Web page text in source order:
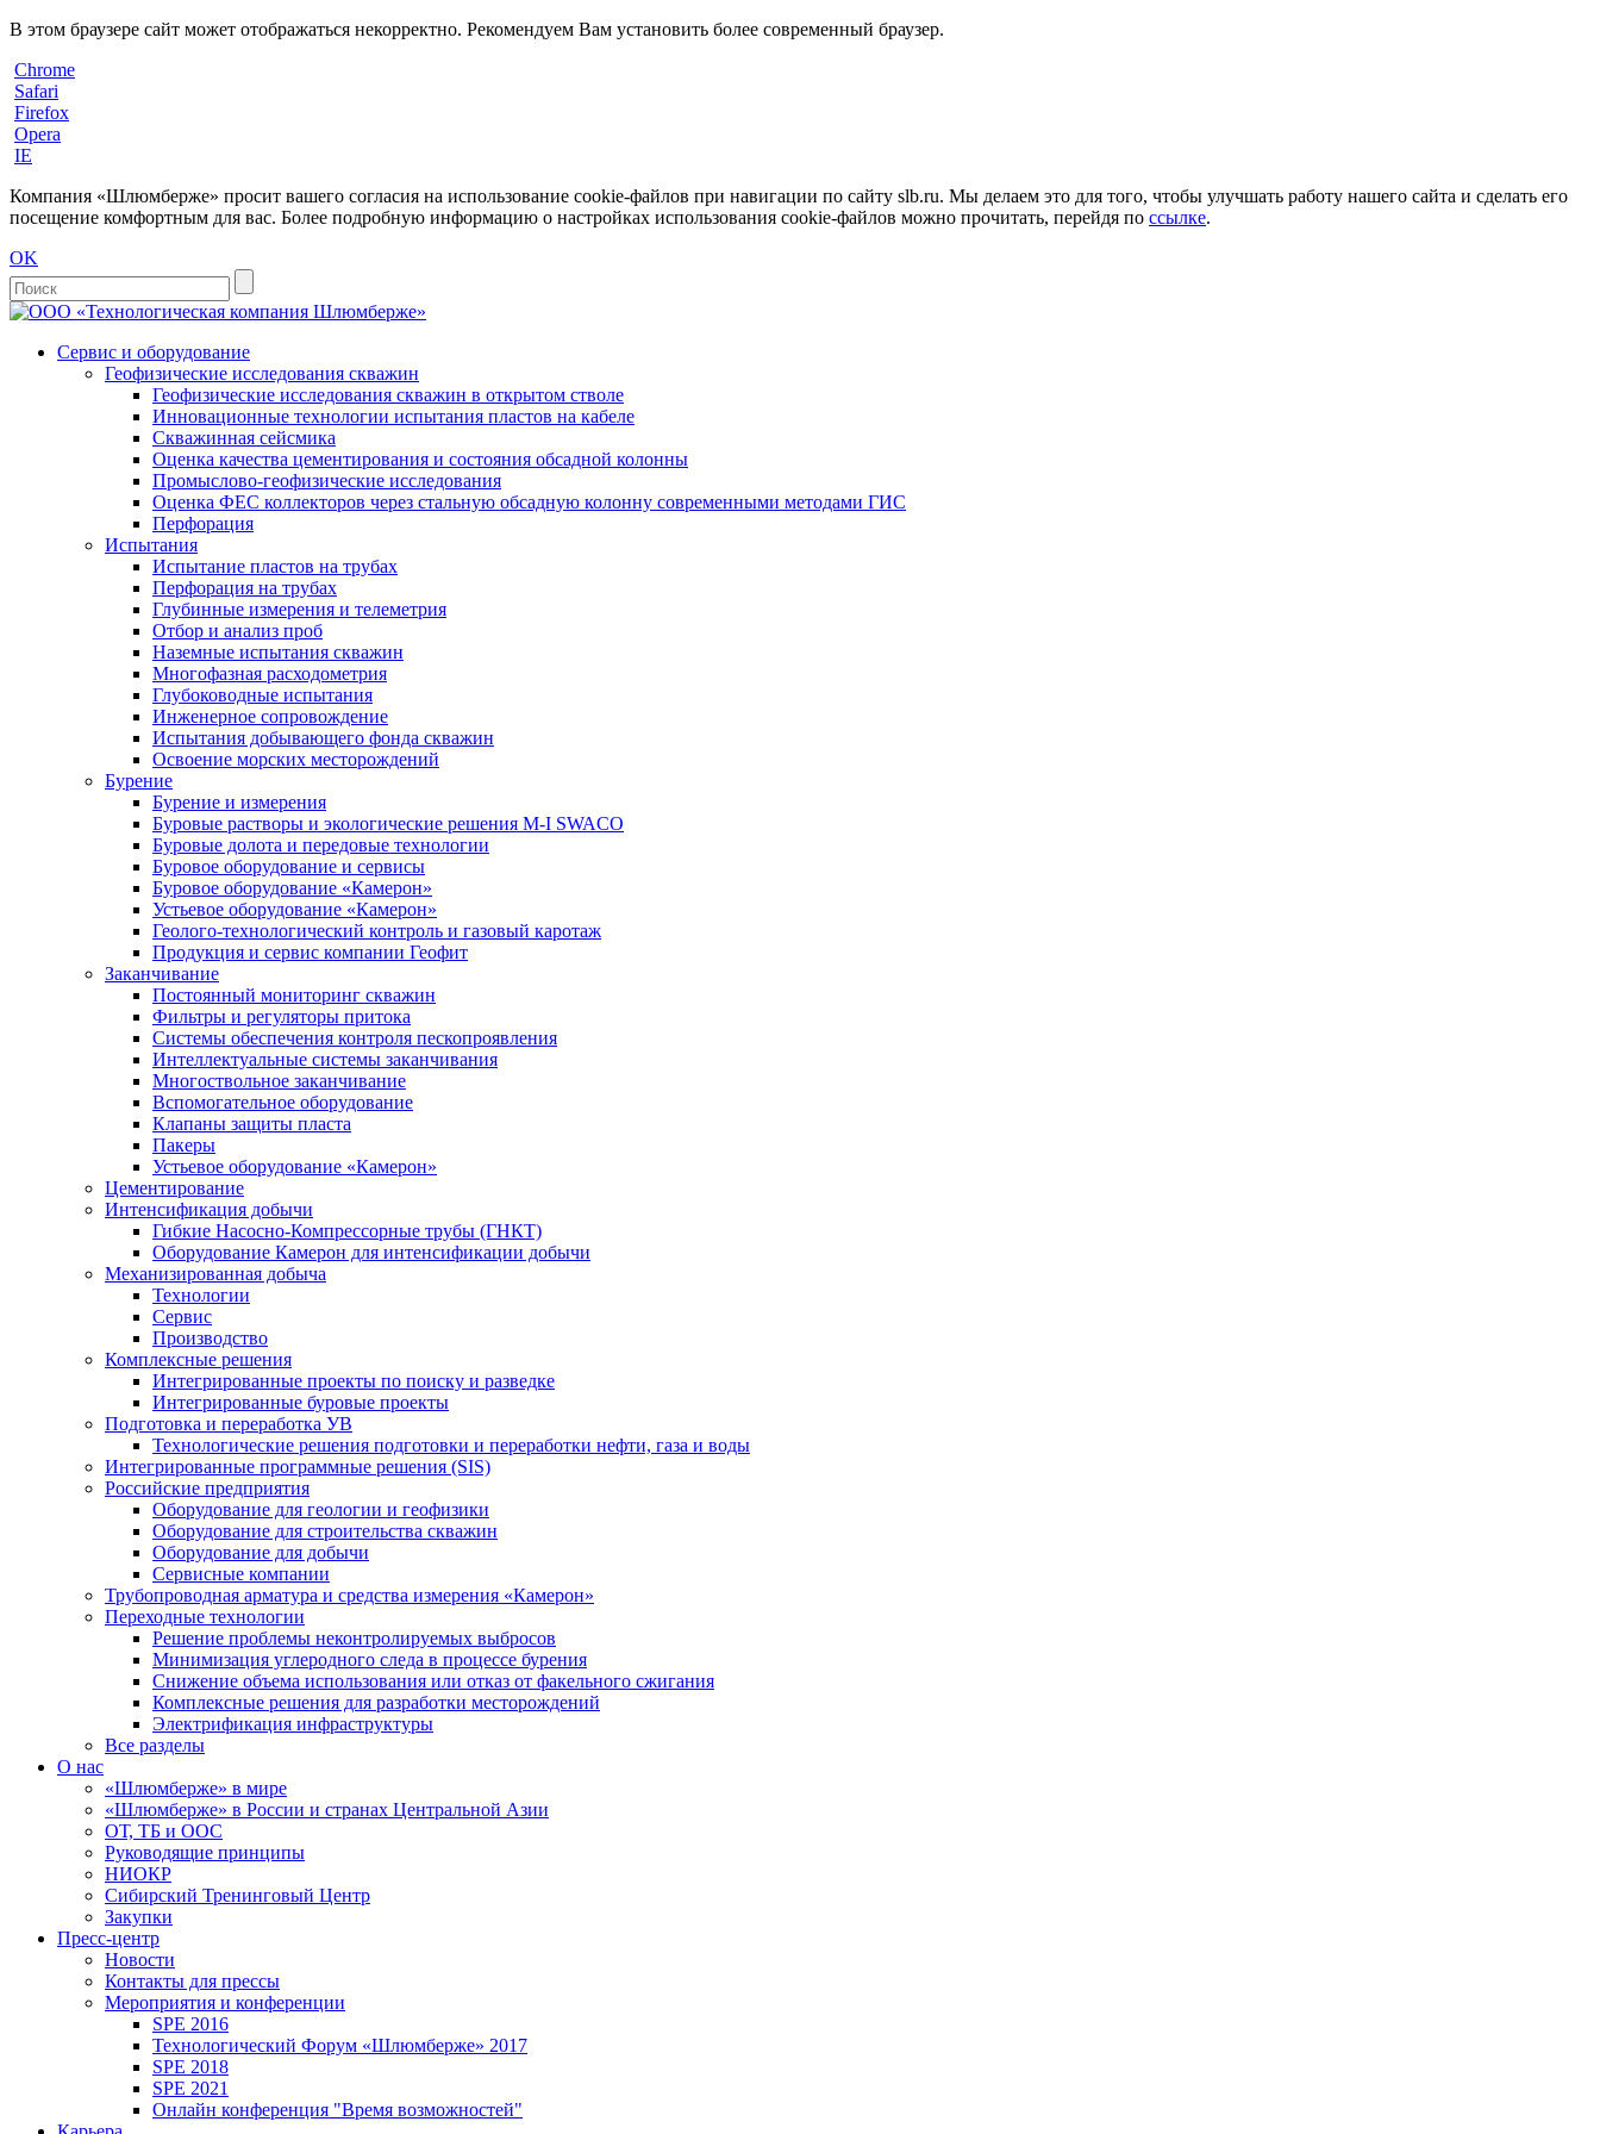
В этом браузере сайт может отображаться некорректно. Рекомендуем Вам установить более современный браузер.
Chrome
Safari
Firefox
Opera
IE
Компания «Шлюмберже» просит вашего согласия на использование cookie-файлов при навигации по сайту slb.ru. Мы делаем это для того, чтобы улучшать работу нашего сайта и сделать его
посещение комфортным для вас. Более подробную информацию о настройках использования cookie-файлов можно прочитать, перейдя по ссылке.
OK
Сервис и оборудование
Геофизические исследования скважин
Геофизические исследования скважин в открытом стволе
Инновационные технологии испытания пластов на кабеле
Скважинная сейсмика
Оценка качества цементирования и состояния обсадной колонны
Промыслово-геофизические исследования
Оценка ФЕС коллекторов через стальную обсадную колонну современными методами ГИС
Перфорация
Испытания
Испытание пластов на трубах
Перфорация на трубах
Глубинные измерения и телеметрия
Отбор и анализ проб
Наземные испытания скважин
Многофазная расходометрия
Глубоководные испытания
Инженерное сопровождение
Испытания добывающего фонда скважин
Освоение морских месторождений
Бурение
Бурение и измерения
Буровые растворы и экологические решения M-I SWACO
Буровые долота и передовые технологии
Буровое оборудование и сервисы
Буровое оборудование «Камерон»
Устьевое оборудование «Камерон»
Геолого-технологический контроль и газовый каротаж
Продукция и сервис компании Геофит
Заканчивание
Постоянный мониторинг скважин
Фильтры и регуляторы притока
Cистемы обеспечения контроля пескопроявления
Интеллектуальные системы заканчивания
Многоствольное заканчивание
Вспомогательное оборудование
Клапаны защиты пласта
Пакеры
Устьевое оборудование «Камерон»
Цементирование
Интенсификация добычи
Гибкие Насосно-Компрессорные трубы (ГНКТ)
Оборудование Камерон для интенсификации добычи
Механизированная добыча
Технологии
Сервис
Производство
Комплексные решения
Интегрированные проекты по поиску и разведке
Интегрированные буровые проекты
Подготовка и переработка УВ
Технологические решения подготовки и переработки нефти, газа и воды
Интегрированные программные решения (SIS)
Российские предприятия
Оборудование для геологии и геофизики
Оборудование для строительства скважин
Оборудование для добычи
Сервисные компании
Трубопроводная арматура и средства измерения «Камерон»
Переходные технологии
Решение проблемы неконтролируемых выбросов
Минимизация углеродного следа в процессе бурения
Снижение объема использования или отказ от факельного сжигания
Комплексные решения для разработки месторождений
Электрификация инфраструктуры
Все разделы
О нас
«Шлюмберже» в мире
«Шлюмберже» в России и странах Центральной Азии
ОТ, ТБ и ООС
Руководящие принципы
НИОКР
Сибирский Тренинговый Центр
Закупки
Пресс-центр
Новости
Контакты для прессы
Мероприятия и конференции
SPE 2016
Технологический Форум «Шлюмберже» 2017
SPE 2018
SPE 2021
Онлайн конференция "Время возможностей"